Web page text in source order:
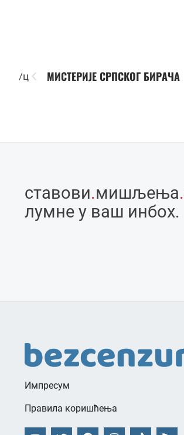
/ц МИСТЕРИЈЕ СРПСКОГ БИРАЧА
ставови.мишљења.
лумне у ваш инбоx.
Импресум
Правила коришћења